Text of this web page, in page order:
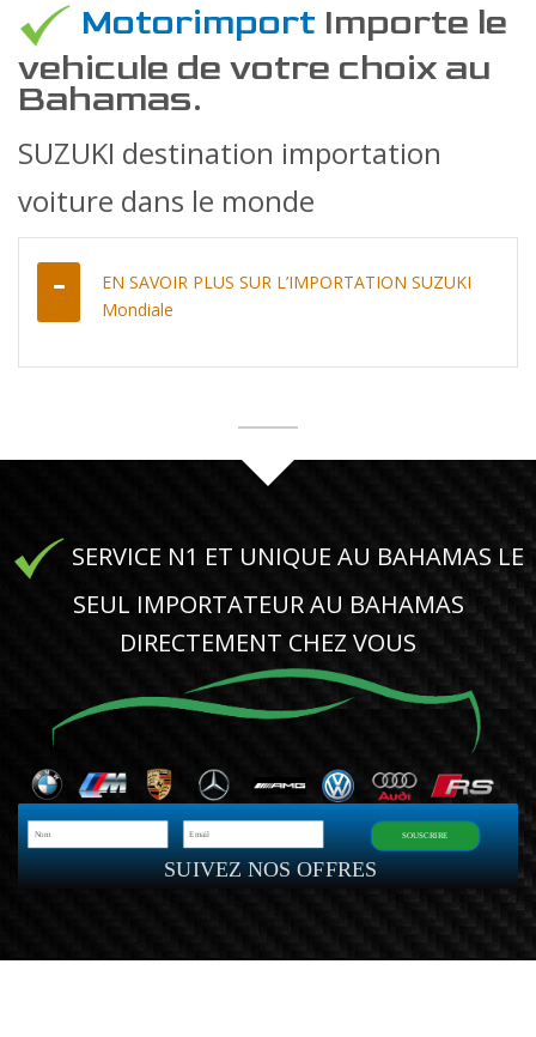
Motorimport Importe le
vehicule de votre choix au
Bahamas.
SUZUKI destination importation
voiture dans le monde
EN SAVOIR PLUS SUR L’IMPORTATION SUZUKI
Mondiale
SERVICE N1 ET UNIQUE AU BAHAMAS LE
SEUL IMPORTATEUR AU BAHAMAS
DIRECTEMENT CHEZ VOUS
SUIVEZ NOS OFFRES
SOUSCRIRE